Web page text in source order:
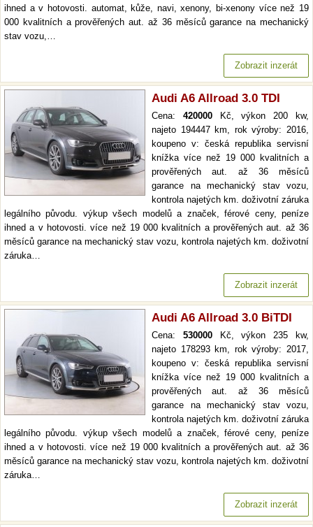
ihned a v hotovosti. automat, kůže, navi, xenony, bi-xenony více než 19
000 kvalitních a prověřených aut. až 36 měsíců garance na mechanický
stav vozu,…
Zobrazit inzerát
Audi A6 Allroad 3.0 TDI
Cena: 420000Kč, výkon 200 kw,
najeto 194447 km, rok výroby: 2016,
koupeno v: česká republika servisní
knížka více než 19 000 kvalitních a
prověřených aut. až 36 měsíců
garance na mechanický stav vozu,
kontrola najetých km. doživotní záruka
legálního původu. výkup všech modelů a značek, férové ceny, peníze
ihned a v hotovosti. více než 19 000 kvalitních a prověřených aut. až 36
měsíců garance na mechanický stav vozu, kontrola najetých km. doživotní
záruka…
Zobrazit inzerát
Audi A6 Allroad 3.0 BiTDI
Cena: 530000Kč, výkon 235 kw,
najeto 178293 km, rok výroby: 2017,
koupeno v: česká republika servisní
knížka více než 19 000 kvalitních a
prověřených aut. až 36 měsíců
garance na mechanický stav vozu,
kontrola najetých km. doživotní záruka
legálního původu. výkup všech modelů a značek, férové ceny, peníze
ihned a v hotovosti. více než 19 000 kvalitních a prověřených aut. až 36
měsíců garance na mechanický stav vozu, kontrola najetých km. doživotní
záruka…
Zobrazit inzerát